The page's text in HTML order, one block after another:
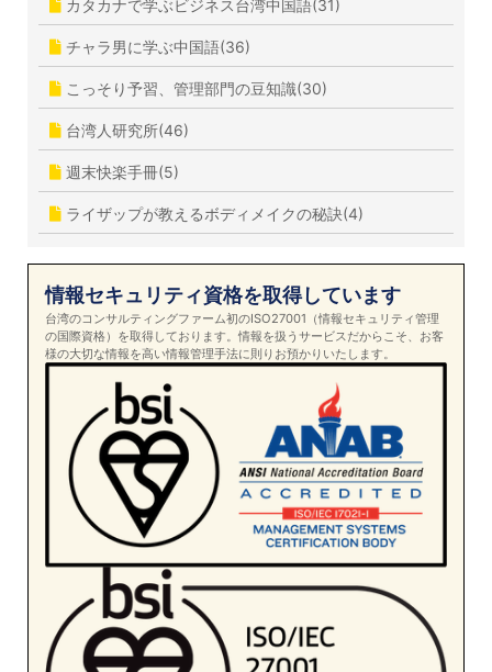
カタカナで学ぶビジネス台湾中国語(31)
チャラ男に学ぶ中国語(36)
こっそり予習、管理部門の豆知識(30)
台湾人研究所(46)
週末快楽手冊(5)
ライザップが教えるボディメイクの秘訣(4)
情報セキュリティ資格を取得しています
台湾のコンサルティングファーム初のISO27001（情報セキュリティ管理
の国際資格）を取得しております。情報を扱うサービスだからこそ、お客
様の大切な情報を高い情報管理手法に則りお預かりいたします。